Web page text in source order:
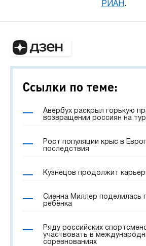
РИАН .
Ссылки по теме:
Авербух раскрыл горькую
возвращении россиян на
Рост популяции крыс в
последствия
Кузнецов продолжит
Сиенна Миллер поделилась
ребёнка
Ряду российских
участвовать в
соревнованиях